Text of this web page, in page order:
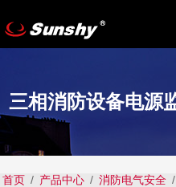
三相消防设备电源
首页 / 产品中心 / 消防电气安全 /